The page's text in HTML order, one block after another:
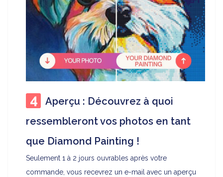
Aperçu : Découvrez à quoi
ressembleront vos photos en tant
que Diamond Painting !
Seulement 1 à 2 jours ouvrables après votre
commande, vous recevrez un e-mail avec un aperçu